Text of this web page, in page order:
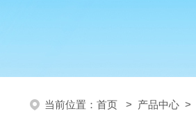
当前位置： 首页 > 产品中心